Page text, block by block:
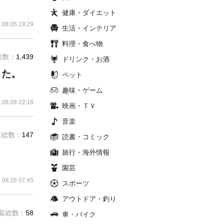
19:29
： 1,439
。
22:18
数： 147
07:45
総数： 58
健康・ダイエット
生活・インテリア
料理・食べ物
ドリンク・お酒
ペット
趣味・ゲーム
映画・ＴＶ
音楽
読書・コミック
旅行・海外情報
園芸
スポーツ
アウトドア・釣り
車・バイク